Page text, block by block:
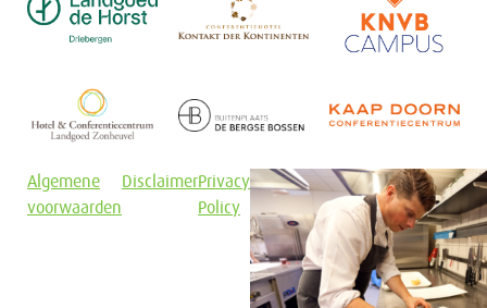
Algemene
voorwaarden
DisclaimerPrivacy
Policy